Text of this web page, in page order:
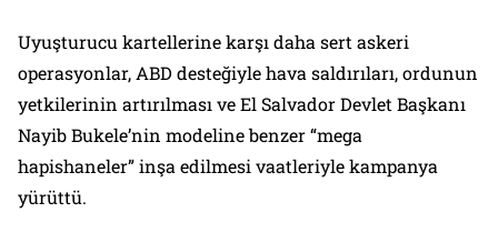
Uyuşturucu kartellerine karşı daha sert askeri
operasyonlar, ABD desteğiyle hava saldırıları, ordunun
yetkilerinin artırılması ve El Salvador Devlet Başkanı
Nayib Bukele’nin modeline benzer “mega
hapishaneler” inşa edilmesi vaatleriyle kampanya
yürüttü.